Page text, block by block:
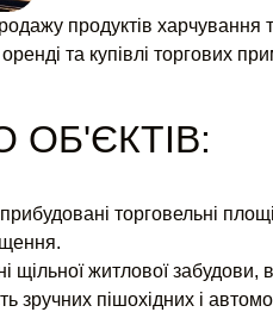
продуктів харчування
та купівлі торгових
ОБ'ЄКТІВ:
торговельні
щільної житлової забудови,
пішохідних і